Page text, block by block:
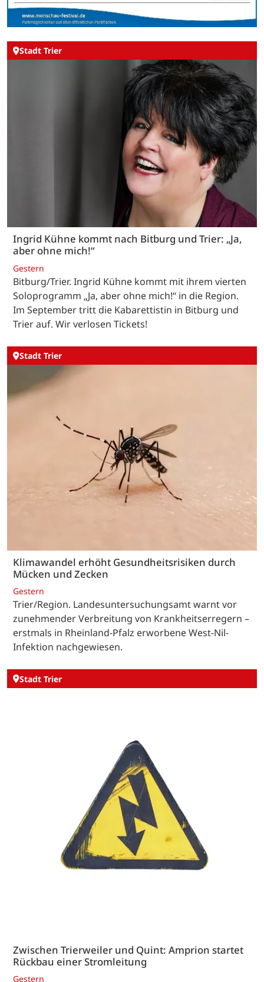
Stadt Trier
Ingrid Kühne kommt nach Bitburg und Trier: „Ja,
aber ohne mich!“
Gestern
Bitburg/Trier. Ingrid Kühne kommt mit ihrem vierten
Soloprogramm „Ja, aber ohne mich!“ in die Region.
Im September tritt die Kabarettistin in Bitburg und
Trier auf. Wir verlosen Tickets!
Stadt Trier
Klimawandel erhöht Gesundheitsrisiken durch
Mücken und Zecken
Gestern
Trier/Region. Landesuntersuchungsamt warnt vor
zunehmender Verbreitung von Krankheitserregern –
erstmals in Rheinland-Pfalz erworbene West-Nil-
Infektion nachgewiesen.
Stadt Trier
Zwischen Trierweiler und Quint: Amprion startet
Rückbau einer Stromleitung
Gestern